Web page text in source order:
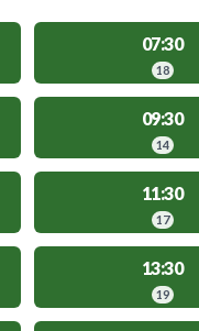
07:30
18
09:30
14
11:30
17
13:30
19